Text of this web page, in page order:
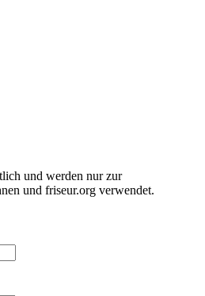
und werden nur zur
und friseur.org verwendet.